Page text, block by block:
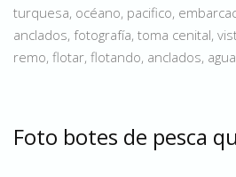
turquesa, océano, pacifico,
anclados, fotografía, toma cenital,
remo, flotar, flotando, anclados,
Foto botes de pesca